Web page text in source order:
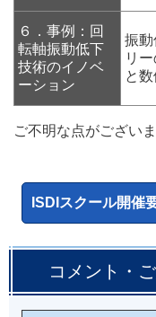
６．事例：回
転軸振動低下
技術のイノベ
ーション
振
リ
と
ご不明な点がござい
ISDIスクール開催
コメント・